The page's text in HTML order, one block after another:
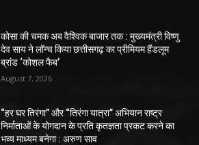
कोसा की चमक अब वैश्विक बाजार तक : मुख्यमंत्री विष्णु
देव साय ने लॉन्च किया छत्तीसगढ़ का प्रीमियम हैंडलूम
ब्रांड ‘कोशल फैब’
August 7, 2026
“हर घर तिरंगा” और “तिरंगा यात्रा” अभियान राष्ट्र
निर्माताओं के योगदान के प्रति कृतज्ञता प्रकट करने का
भव्य माध्यम बनेगा : अरुण साव